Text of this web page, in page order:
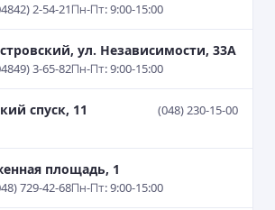
2-54-21Пн-Пт: 9:00-15:00
ул. Независимости, 33А
3-65-82Пн-Пт: 9:00-15:00
спуск, 11
(048) 230-15-00
площадь, 1
729-42-68Пн-Пт: 9:00-15:00